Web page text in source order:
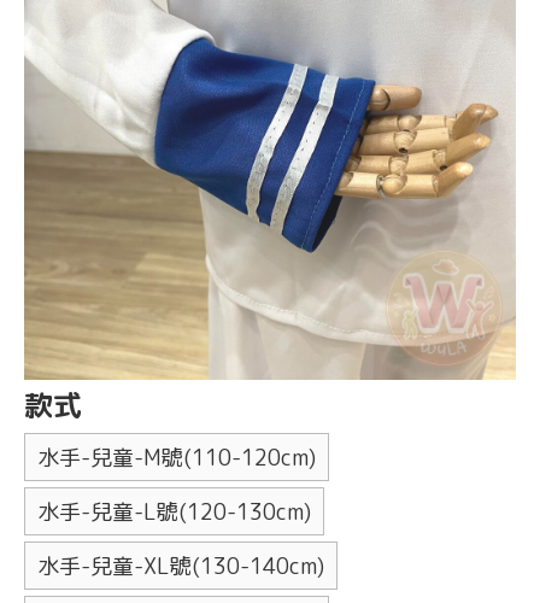
款式
水手-兒童-M號(110-120cm)
水手-兒童-L號(120-130cm)
水手-兒童-XL號(130-140cm)